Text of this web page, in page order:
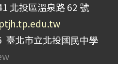
北投區溫泉路 62 號
臺北市立北投國民中學